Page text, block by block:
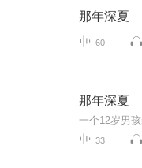
那年深夏
60
那年深夏
33